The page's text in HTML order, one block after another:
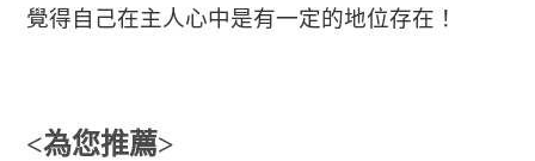
覺得自己在主人心中是有一定的地位存在！
<為您推薦>